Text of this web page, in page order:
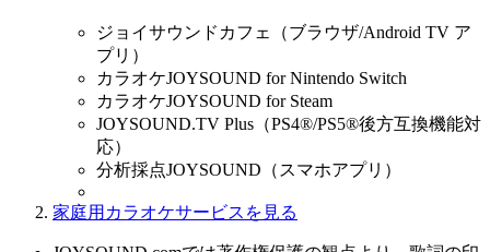
ジョイサウンドカフェ（ブラウザ/Android TV ア
プリ）
カラオケJOYSOUND for Nintendo Switch
カラオケJOYSOUND for Steam
JOYSOUND.TV Plus（PS4®/PS5®後方互換機能対
応）
分析採点JOYSOUND（スマホアプリ）
家庭用カラオケサービスを見る